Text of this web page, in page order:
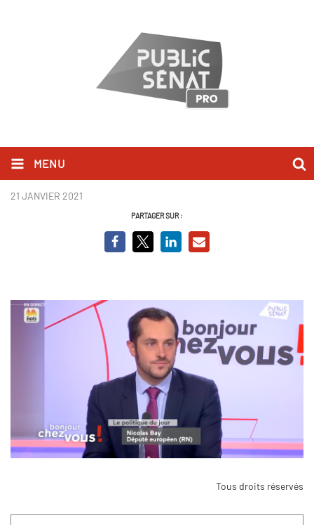
MENU
Nicolas Bay BCV.PNG
21 JANVIER 2021
PARTAGER SUR :
Tous droits réservés